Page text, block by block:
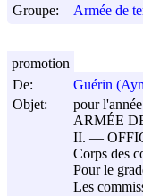
Groupe:
Armée de
De:
Guérin
Objet:
pour
ARMÉE
II. ―
Corps des
Pour le
Les
promotion